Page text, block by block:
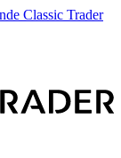
Classic Trader